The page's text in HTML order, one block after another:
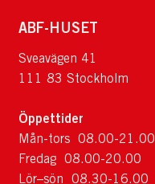
ABF-HUSET
Sveavägen 41
111 83 Stockholm
Öppettider
Mån-tors 08.00-21.00
Fredag 08.00-20.00
Lör–sön 08.30-16.00